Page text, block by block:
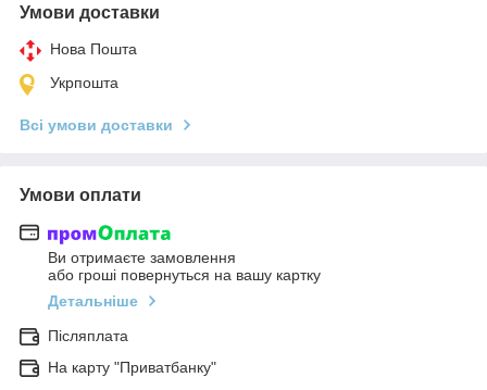
Умови доставки
Нова Пошта
Укрпошта
Всі умови доставки
Умови оплати
Ви отримаєте замовлення
або гроші повернуться на вашу картку
Детальніше
Післяплата
На карту "Приватбанку"